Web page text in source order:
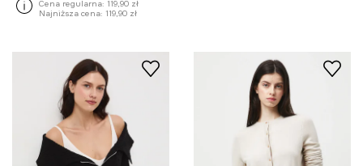
Cena regularna: 119,90 zł
Najniższa cena: 119,90 zł